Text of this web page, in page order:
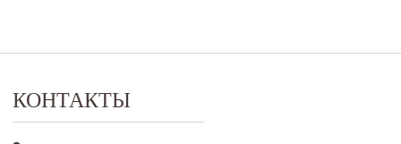
КОНТАКТЫ